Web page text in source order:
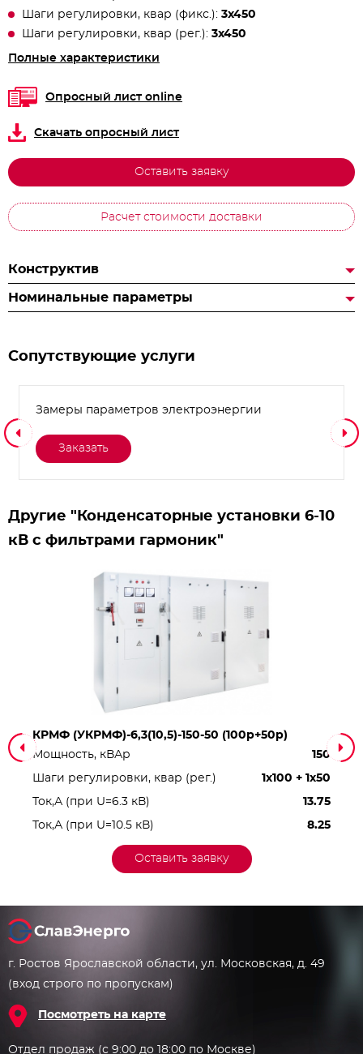
Шаги регулировки, квар (фикс.): 3х450
Шаги регулировки, квар (рег.): 3х450
Полные характеристики
Опросный лист online
Скачать опросный лист
Оставить заявку
Расчет стоимости доставки
Конструктив
Номинальные параметры
Сопутствующие услуги
Замеры параметров электроэнергии
Заказать
Другие "Конденсаторные установки 6-10
кВ с фильтрами гармоник"
КРМФ (УКРМФ)-6,3(10,5)-150-50 (100р+50р)
Мощность, кВАр
150
Шаги регулировки, квар (рег.) 1x100 + 1x50
Ток,А (при U=6.3 кВ) 13.75
Ток,А (при U=10.5 кВ) 8.25
Оставить заявку
г. Ростов Ярославской области, ул. Московская, д. 49
(вход строго по пропускам)
Посмотреть на карте
Отдел продаж (с 9:00 до 18:00 по Москве)